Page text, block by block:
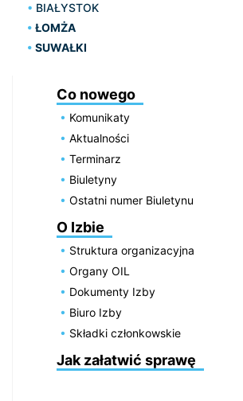
BIAŁYSTOK
ŁOMŻA
SUWAŁKI
Co nowego
Komunikaty
Aktualności
Terminarz
Biuletyny
Ostatni numer Biuletynu
O Izbie
Struktura organizacyjna
Organy OIL
Dokumenty Izby
Biuro Izby
Składki członkowskie
Jak załatwić sprawę